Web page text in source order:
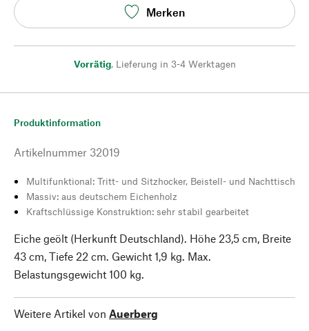
Merken
Vorrätig, Lieferung in 3-4 Werktagen
Produktinformation
Artikelnummer 32019
Multifunktional: Tritt- und Sitzhocker, Beistell- und Nachttisch
Massiv: aus deutschem Eichenholz
Kraftschlüssige Konstruktion: sehr stabil gearbeitet
Eiche geölt (Herkunft Deutschland). Höhe 23,5 cm, Breite
43 cm, Tiefe 22 cm. Gewicht 1,9 kg. Max.
Belastungsgewicht 100 kg.
Weitere Artikel von Auerberg